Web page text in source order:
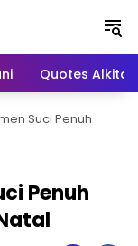
Quotes Alkitab
Suci Penuh
Penuh